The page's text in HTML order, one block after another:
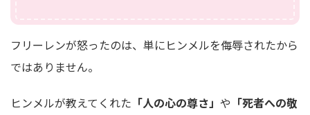
フリーレンが怒ったのは、単にヒンメルを侮辱されたから
ではありません。
ヒンメルが教えてくれた 「人の心の尊さ」 や 「死者への敬